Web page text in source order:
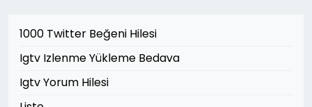
1000 Twitter Beğeni Hilesi
Igtv Izlenme Yükleme Bedava
Igtv Yorum Hilesi